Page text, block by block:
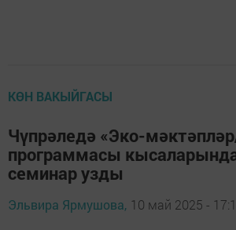
КӨН ВАКЫЙГАСЫ
Чүпрәледә «Эко-
программасы
семинар узды
Эльвира Ярмушова, 10 май 2025 -